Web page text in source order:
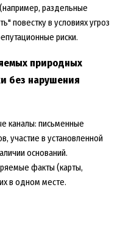
раздельные
повестку в условиях угроз
риски.
природных
без нарушения
каналы: письменные
участие в установленной
оснований.
факты (карты,
в одном месте.